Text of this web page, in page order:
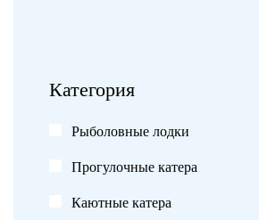
Категория
Рыболовные лодки
Прогулочные катера
Каютные катера